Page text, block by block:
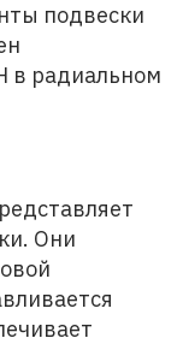
подвески
в радиальном
Они